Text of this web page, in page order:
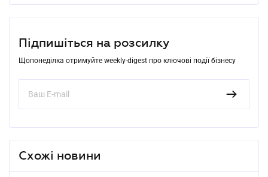
Підпишіться на розсилку
Щопонеділка отримуйте weekly-digest про ключові події бізнесу
Схожі новини